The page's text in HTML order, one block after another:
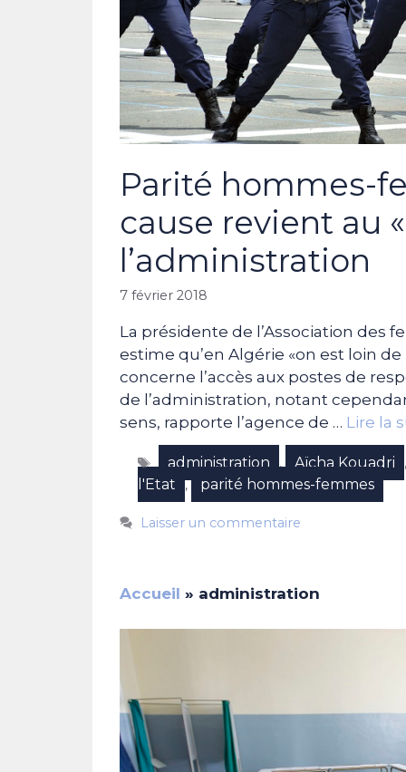
Parité hommes-
cause revient au
l’administration
7 février 2018
La présidente de l’Association des
estime qu’en Algérie «on est loin
concerne l’accès aux postes de
de l’administration, notant
sens, rapporte l’agence de … Lire la
Étiquettes
administration , Aïcha Kouadri ,
l'Etat
, parité hommes-femmes
Laisser un commentaire
Accueil » administration